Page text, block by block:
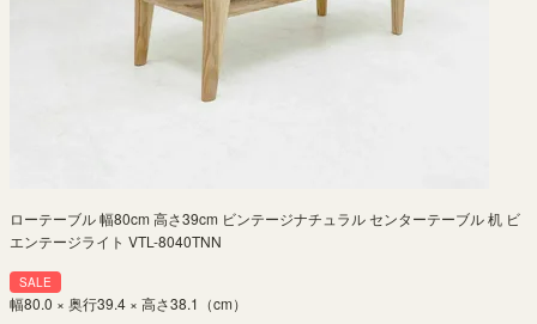
ローテーブル 幅80cm 高さ39cm ビンテージナチュラル センターテーブル 机 ビ
エンテージライト VTL-8040TNN
SALE
幅80.0 × 奥行39.4 × 高さ38.1（cm）